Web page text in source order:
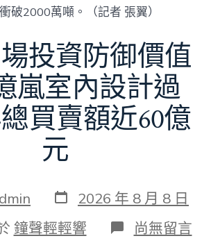
破2000萬噸。（記者 張翼）
投資防御價值
嵐室內設計過
買賣額近60億
元
發
表
日
期
2026 年 8 月 8 日
鐘聲輕輕響 在
〈當
尚無留言